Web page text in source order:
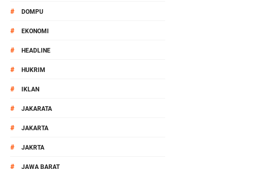
# DOMPU
# EKONOMI
# HEADLINE
# HUKRIM
# IKLAN
# JAKARATA
# JAKARTA
# JAKRTA
# JAWA BARAT